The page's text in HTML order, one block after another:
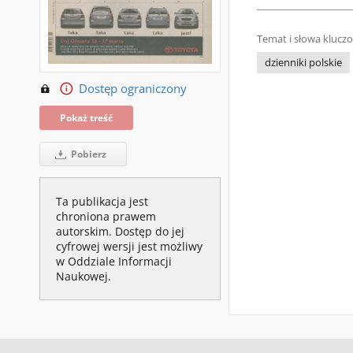
Dostęp ograniczony
Pokaż treść
Pobierz
Ta publikacja jest
chroniona prawem
autorskim. Dostęp do jej
cyfrowej wersji jest możliwy
w Oddziale Informacji
Naukowej.
Temat i słowa
dzienniki polskie